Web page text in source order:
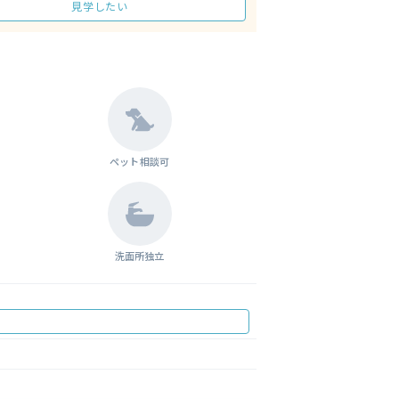
見学したい
ペット相談可
洗面所独立